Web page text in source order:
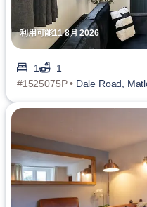
利用可能11 8月 2026
1
1
#1525075P • Dale Road,